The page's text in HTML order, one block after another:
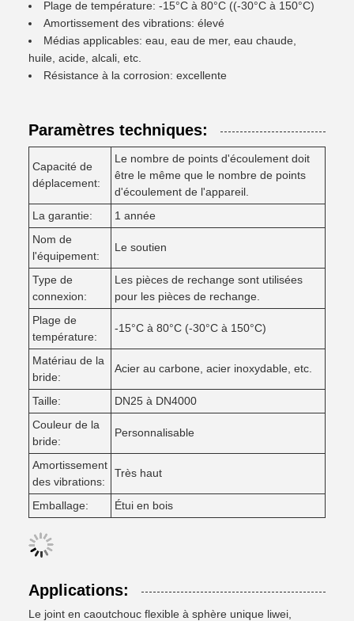
Plage de température: -15°C à 80°C ((-30°C à 150°C)
Amortissement des vibrations: élevé
Médias applicables: eau, eau de mer, eau chaude,
huile, acide, alcali, etc.
Résistance à la corrosion: excellente
Paramètres techniques:
Capacité de
déplacement:
Le nombre de points d'écoulement doit
être le même que le nombre de points
d'écoulement de l'appareil.
La garantie:
1 année
Nom de
l'équipement:
Le soutien
Type de
connexion:
Les pièces de rechange sont utilisées
pour les pièces de rechange.
Plage de
température:
-15°C à 80°C (-30°C à 150°C)
Matériau de la
bride:
Acier au carbone, acier inoxydable, etc.
Taille:
DN25 à DN4000
Couleur de la
bride:
Personnalisable
Amortissement
des vibrations:
Très haut
Emballage: Étui en bois
Applications:
Le joint en caoutchouc flexible à sphère unique liwei,